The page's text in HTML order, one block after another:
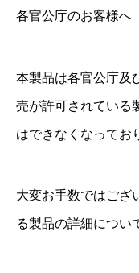
各官公庁のお客様へ
本製品は各官公庁及
売が許可されている
はできなくなってお
大変お手数ではござ
る製品の詳細につい